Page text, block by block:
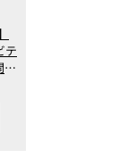
テ
発